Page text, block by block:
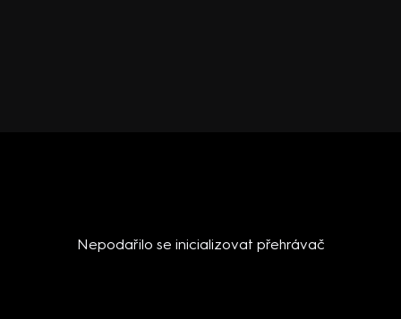
Nepodařilo se inicializovat přehrávač